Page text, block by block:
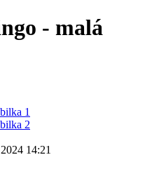
- malá
14:21